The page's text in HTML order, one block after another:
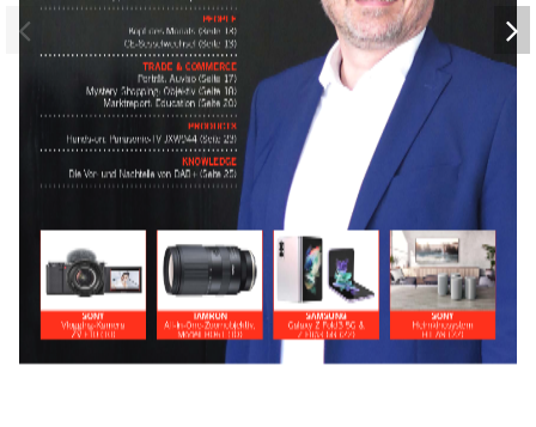
TAMRON
All-in-One-Zoomobjektiv,
Modell B061 (10)
SAMSUNG
Galaxy Z Fold3 5G &
Z Flip3 5G (22)
SONY
Heimkinosystem
HT-A9 (22)
PEOPLE
Kopf des Monats (Seite 13)
CE-Sesselwechsel (Seite 13)
TRADE & COMMERCE
Porträt: Auviso (Seite 17)
Mystery-Shopping: Objektiv (Seite 18)
Marktreport: Education (Seite 20)
PRODUCTS
Hands-on: Panasonic-TV JXW944 (Seite 23)
KNOWLEDGE
Die Vor- und Nachteile von DAB+ (Seite 25)
SONY
Vlogging-Kamera
ZV-E10 (10)